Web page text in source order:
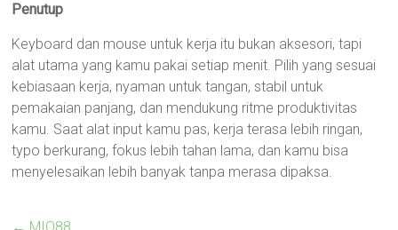
Penutup
Keyboard dan mouse untuk kerja itu bukan aksesori, tapi
alat utama yang kamu pakai setiap menit. Pilih yang sesuai
kebiasaan kerja, nyaman untuk tangan, stabil untuk
pemakaian panjang, dan mendukung ritme produktivitas
kamu. Saat alat input kamu pas, kerja terasa lebih ringan,
typo berkurang, fokus lebih tahan lama, dan kamu bisa
menyelesaikan lebih banyak tanpa merasa dipaksa.